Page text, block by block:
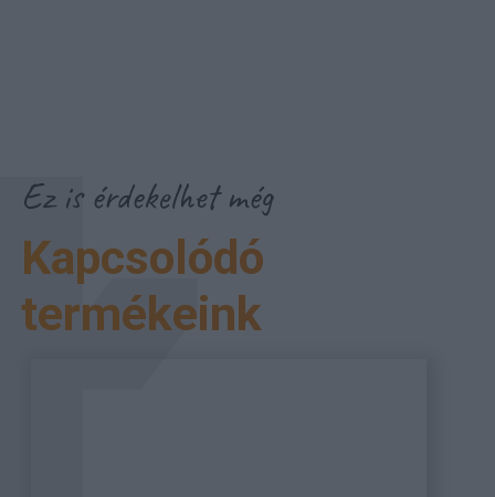
Ez is érdekelhet még
Kapcsolódó
termékeink